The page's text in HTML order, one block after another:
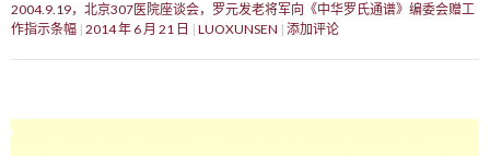
2004.9.19，北京307医院座谈会，罗元发老将军向《中华罗氏通谱》编委会赠工
作指示条幅 2014 年 6 月 21 日 LUOXUNSEN 添加评论